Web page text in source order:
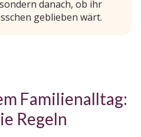
danach, ob ihr
geblieben wärt.
Familienalltag:
Regeln